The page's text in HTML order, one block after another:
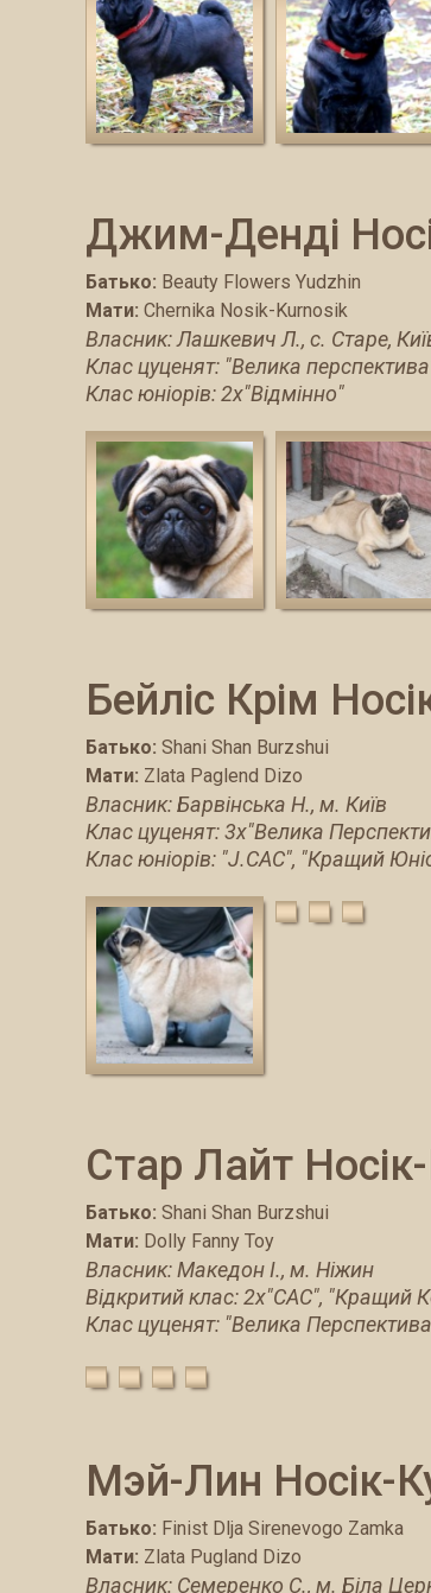
Джим-Денді
Батько: Beauty Flowers Yudzhin
Мати: Сhernika Nosik-Kurnosik
Власник: Лашкевич Л., с. Старе,
Клас цуценят: "Велика
Клас юніорів: 2х"Відмінно"
Бейліс Крім
Батько: Shani Shan Burzshui
Мати: Zlata Paglend Dizo
Власник: Барвінська Н., м. Київ
Клас цуценят: 3х"Велика
Клас юніорів: "J.CAC", "Кращий
Стар Лайт
Батько: Shani Shan Burzshui
Мати: Dolly Fanny Toy
Власник: Македон І., м. Ніжин
Відкритий клас: 2x"CАС", "Кращий
Клас цуценят: "Велика
Мэй-Лин Носік-
Батько: Finist Dlja Sirenevogo Zamka
Мати: Zlata Pugland Dizo
Власник: Семеренко С., м. Біла